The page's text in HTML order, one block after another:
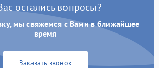
GPS 2000 ₽ Подробнее →
1500 ₽
остались вопросы?
мы свяжемся с Вами в ближайшее
время
Заказать звонок